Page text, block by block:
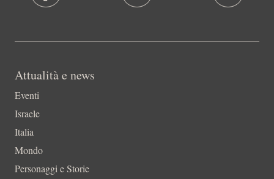
Attualità e news
Eventi
Israele
Italia
Mondo
Personaggi e Storie